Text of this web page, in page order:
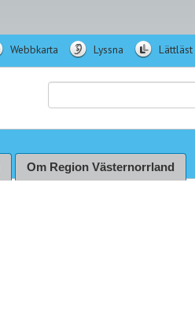
Webbkarta Lyssna Lättläst
Om Region Västernorrland